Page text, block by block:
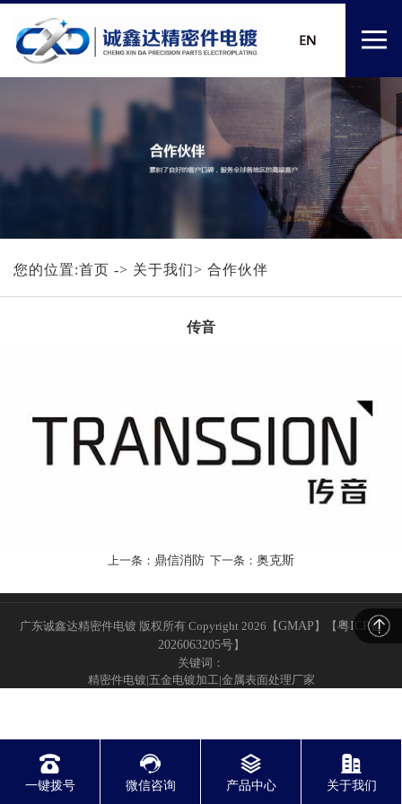
您的位置:首页 -> 关于我们> 合作伙伴
传音
上一条： 鼎信消防 下一条： 奥克斯
广东诚鑫达精密件电镀 版权所有 Copyright 2026【GMAP 】 【粤ICP备
2026063205号】
关键词：
精密件电镀|五金电镀加工|金属表面处理厂家
一键拨号 微信咨询 产品中心 关于我们